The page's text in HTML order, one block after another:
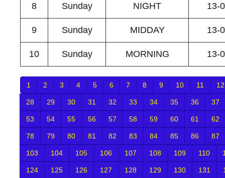
8 Sunday NIGHT 13-
9 Sunday MIDDAY 13-
10 Sunday MORNING 13-
1 2 3 4 5 6 7 8 9 10 11 12
28 29 30 31 32 33 34 35 36 37
53 54 55 56 57 58 59 60 61 62
78 79 80 81 82 83 84 85 86 87
103 104 105 106 107 108 109 110
124 125 126 127 128 129 130 131